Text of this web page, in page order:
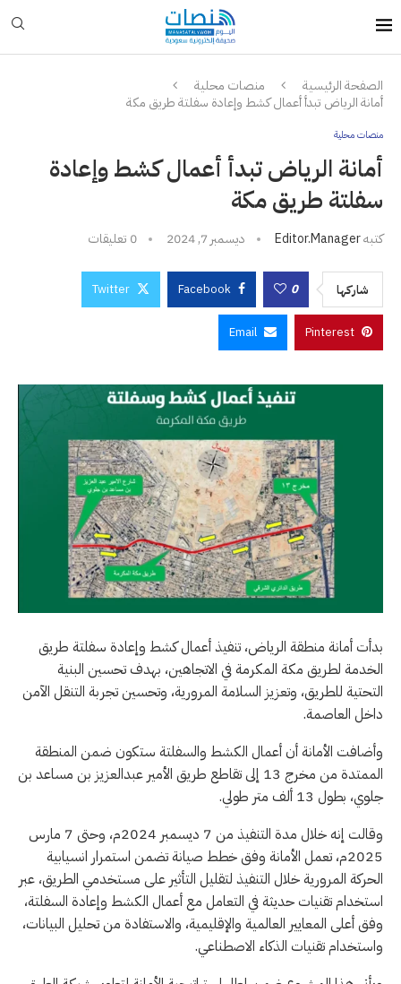
الصفحة الرئيسية
منصات محلية
أمانة الرياض تبدأ أعمال كشط وإعادة سفلتة طريق مكة
منصات محلية
أمانة الرياض تبدأ أعمال كشط وإعادة
سفلتة طريق مكة
كتبهEditor.manager ديسمبر 7, 2024 0 تعليقات
شاركها 0
Facebook
Twitter
Pinterest
Email
بدأت أمانة منطقة الرياض، تنفيذ أعمال كشط وإعادة سفلتة طريق
الخدمة لطريق مكة المكرمة في الاتجاهين، بهدف تحسين البنية
التحتية للطريق، وتعزيز السلامة المرورية، وتحسين تجربة التنقل الآمن
داخل العاصمة.
وأضافت الأمانة أن أعمال الكشط والسفلتة ستكون ضمن المنطقة
الممتدة من مخرج 13 إلى تقاطع طريق الأمير عبدالعزيز بن مساعد بن
جلوي، بطول 13 ألف متر طولي.
وقالت إنه خلال مدة التنفيذ من 7 ديسمبر 2024م، وحتى 7 مارس
2025م، تعمل الأمانة وفق خطط صيانة تضمن استمرار انسيابية
الحركة المرورية خلال التنفيذ لتقليل التأثير على مستخدمي الطريق، عبر
استخدام تقنيات حديثة في التعامل مع أعمال الكشط وإعادة السفلتة،
وفق أعلى المعايير العالمية والإقليمية، والاستفادة من تحليل البيانات،
واستخدام تقنيات الذكاء الاصطناعي.